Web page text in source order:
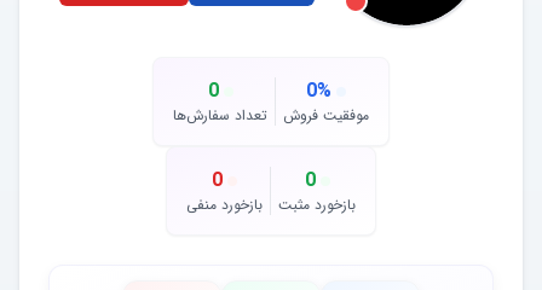
0%
موفقیت فروش
0
تعداد سفارش‌ها
0
بازخورد مثبت
0
بازخورد منفی